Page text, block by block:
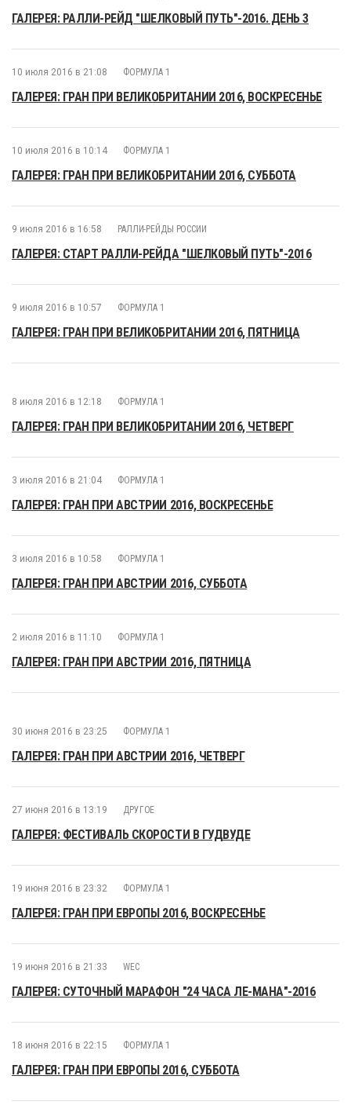
ГАЛЕРЕЯ: РАЛЛИ-РЕЙД "ШЕЛКОВЫЙ ПУТЬ"-2016. ДЕНЬ 3
10 июля 2016 в 21:08 ФОРМУЛА 1
ГАЛЕРЕЯ: ГРАН ПРИ ВЕЛИКОБРИТАНИИ 2016, ВОСКРЕСЕНЬЕ
10 июля 2016 в 10:14 ФОРМУЛА 1
ГАЛЕРЕЯ: ГРАН ПРИ ВЕЛИКОБРИТАНИИ 2016, СУББОТА
9 июля 2016 в 16:58 РАЛЛИ-РЕЙДЫ РОССИИ
ГАЛЕРЕЯ: СТАРТ РАЛЛИ-РЕЙДА "ШЕЛКОВЫЙ ПУТЬ"-2016
9 июля 2016 в 10:57 ФОРМУЛА 1
ГАЛЕРЕЯ: ГРАН ПРИ ВЕЛИКОБРИТАНИИ 2016, ПЯТНИЦА
8 июля 2016 в 12:18 ФОРМУЛА 1
ГАЛЕРЕЯ: ГРАН ПРИ ВЕЛИКОБРИТАНИИ 2016, ЧЕТВЕРГ
3 июля 2016 в 21:04 ФОРМУЛА 1
ГАЛЕРЕЯ: ГРАН ПРИ АВСТРИИ 2016, ВОСКРЕСЕНЬЕ
3 июля 2016 в 10:58 ФОРМУЛА 1
ГАЛЕРЕЯ: ГРАН ПРИ АВСТРИИ 2016, СУББОТА
2 июля 2016 в 11:10 ФОРМУЛА 1
ГАЛЕРЕЯ: ГРАН ПРИ АВСТРИИ 2016, ПЯТНИЦА
30 июня 2016 в 23:25 ФОРМУЛА 1
ГАЛЕРЕЯ: ГРАН ПРИ АВСТРИИ 2016, ЧЕТВЕРГ
27 июня 2016 в 13:19 ДРУГОЕ
ГАЛЕРЕЯ: ФЕСТИВАЛЬ СКОРОСТИ В ГУДВУДЕ
19 июня 2016 в 23:32 ФОРМУЛА 1
ГАЛЕРЕЯ: ГРАН ПРИ ЕВРОПЫ 2016, ВОСКРЕСЕНЬЕ
19 июня 2016 в 21:33 WEC
ГАЛЕРЕЯ: СУТОЧНЫЙ МАРАФОН "24 ЧАСА ЛЕ-МАНА"-2016
18 июня 2016 в 22:15 ФОРМУЛА 1
ГАЛЕРЕЯ: ГРАН ПРИ ЕВРОПЫ 2016, СУББОТА